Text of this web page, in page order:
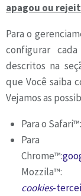
apagou ou
Para o
configurar
descritos na
que Você saiba
Vejamos as
Para o Safari™:
Chrome™:
Mozzila™:
cookies-